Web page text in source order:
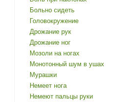
Больно сидеть
Головокружение
Дрожание рук
Дрожание ног
Мозоли на ногах
Монотонный шум в ушах
Мурашки
Немеет нога
Немеют пальцы руки